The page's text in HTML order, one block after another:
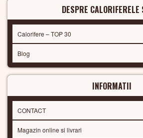
DESPRE CALORIFERELE
Calorifere – TOP 30
Blog
INFORMATII
CONTACT
Magazin online si livrari